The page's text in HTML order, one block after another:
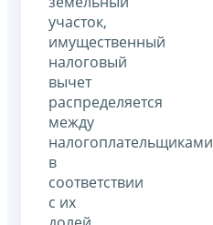
участок,
имущественный
налоговый
вычет
распределяется
между
налогоплательщиками
в
соответствии
с их